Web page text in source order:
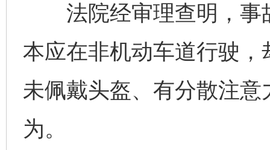
法院经审理查明，事
本应在非机动车道行驶
未佩戴头盔、有分散注
为。